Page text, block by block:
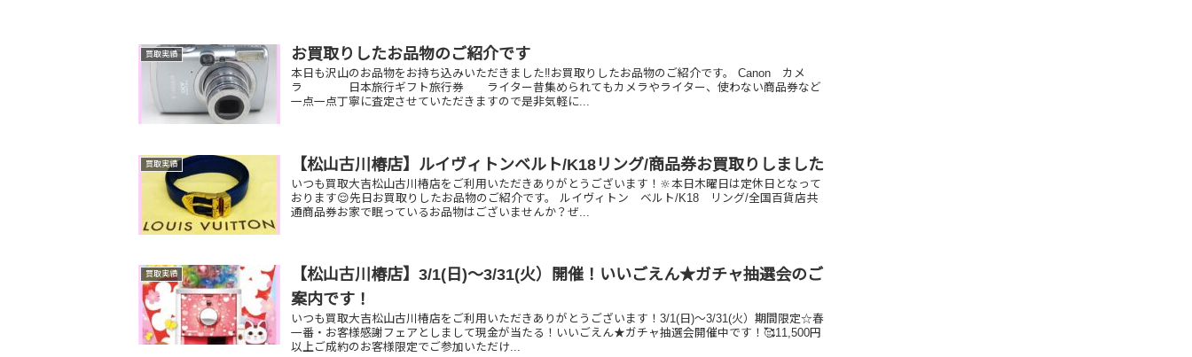
買取実績 お買取りしたお品物のご紹介です
本日も沢山のお品物をお持ち込みいただきました‼️お買取りしたお品物のご紹介です。 Canon カメ
ラ 日本旅行ギフト旅行券 ライター昔集められてもカメラやライター、使わない商品券など
一点一点丁寧に査定させていただきますので是非気軽に...
買取実績 【松山古川椿店】ルイヴィトンベルト/K18リング/商品券お買取りしました
いつも買取大吉松山古川椿店をご利用いただきありがとうございます！🔆本日木曜日は定休日となって
おります😌先日お買取りしたお品物のご紹介です。 ルイヴィトン ベルト/K18 リング/全国百貨店共
通商品券お家で眠っているお品物はございませんか？ぜ...
買取実績
【松山古川椿店】3/1(日)～3/31(火）開催！いいごえん★ガチャ抽選会のご
案内です！
いつも買取大吉松山古川椿店をご利用いただきありがとうございます！3/1(日)～3/31(火）期間限定☆春
一番・お客様感謝フェアとしまして現金が当たる！いいごえん★ガチャ抽選会開催中です！🥰11,500円
以上ご成約のお客様限定でご参加いただけ...